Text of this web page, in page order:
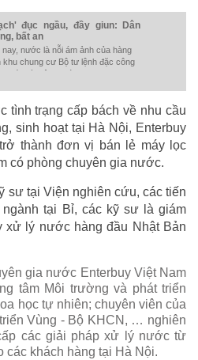
đục ngầu, đầy giun: Dân
bất an
nay, nước là nỗi ám ảnh của hàng
khu chung cư Bộ tư lệnh đặc công
Trì, Hà Nội), nước sinh hoạt được
tình trạng cấp bách về nhu cầu
sinh hoạt tại Hà Nội, Enterbuy
thành đơn vị bán lẻ máy lọc
có phòng chuyên gia nước.
sư tại Viện nghiên cứu, các tiến
tại Bỉ, các kỹ sư là giám
xử lý nước hàng đầu Nhật Bản
gia nước Enterbuy Việt Nam
tâm Môi trường và phát triển
học tự nhiên; chuyên viên của
Vùng - Bộ KHCN, … nghiên
các giải pháp xử lý nước từ
khách hàng tại Hà Nội.